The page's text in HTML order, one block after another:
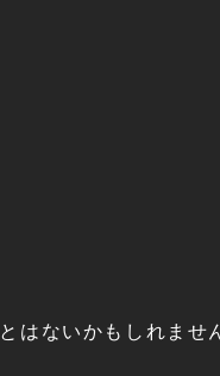
はないかもしれませ